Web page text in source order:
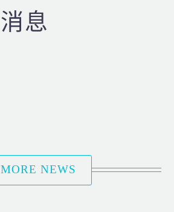
息
MORE NEWS